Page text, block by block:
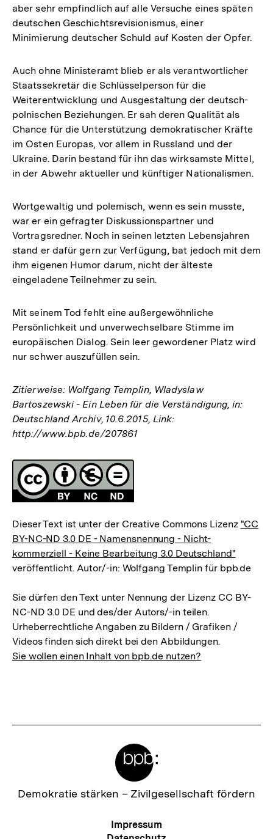
aber sehr empfindlich auf alle Versuche eines späten
deutschen Geschichtsrevisionismus, einer
Minimierung deutscher Schuld auf Kosten der Opfer.
Auch ohne Ministeramt blieb er als verantwortlicher
Staatssekretär die Schlüsselperson für die
Weiterentwicklung und Ausgestaltung der deutsch-
polnischen Beziehungen. Er sah deren Qualität als
Chance für die Unterstützung demokratischer Kräfte
im Osten Europas, vor allem in Russland und der
Ukraine. Darin bestand für ihn das wirksamste Mittel,
in der Abwehr aktueller und künftiger Nationalismen.
Wortgewaltig und polemisch, wenn es sein musste,
war er ein gefragter Diskussionspartner und
Vortragsredner. Noch in seinen letzten Lebensjahren
stand er dafür gern zur Verfügung, bat jedoch mit dem
ihm eigenen Humor darum, nicht der älteste
eingeladene Teilnehmer zu sein.
Mit seinem Tod fehlt eine außergewöhnliche
Persönlichkeit und unverwechselbare Stimme im
europäischen Dialog. Sein leer gewordener Platz wird
nur schwer auszufüllen sein.
Zitierweise: Wolfgang Templin, Wladyslaw
Bartoszewski - Ein Leben für die Verständigung, in:
Deutschland Archiv, 10.6.2015, Link:
http://www.bpb.de/207861
Fussnoten
Lizenz
Dieser Text ist unter der Creative Commons Lizenz "CC
BY-NC-ND 3.0 DE - Namensnennung - Nicht-
kommerziell - Keine Bearbeitung 3.0 Deutschland"
veröffentlicht. Autor/-in: Wolfgang Templin für bpb.de
Sie dürfen den Text unter Nennung der Lizenz CC BY-
NC-ND 3.0 DE und des/der Autors/-in teilen.
Urheberrechtliche Angaben zu Bildern / Grafiken /
Videos finden sich direkt bei den Abbildungen.
Sie wollen einen Inhalt von bpb.de nutzen?
Zur
Demokratie stärken – Zivilgesellschaft fördern
Meta-
Impressum